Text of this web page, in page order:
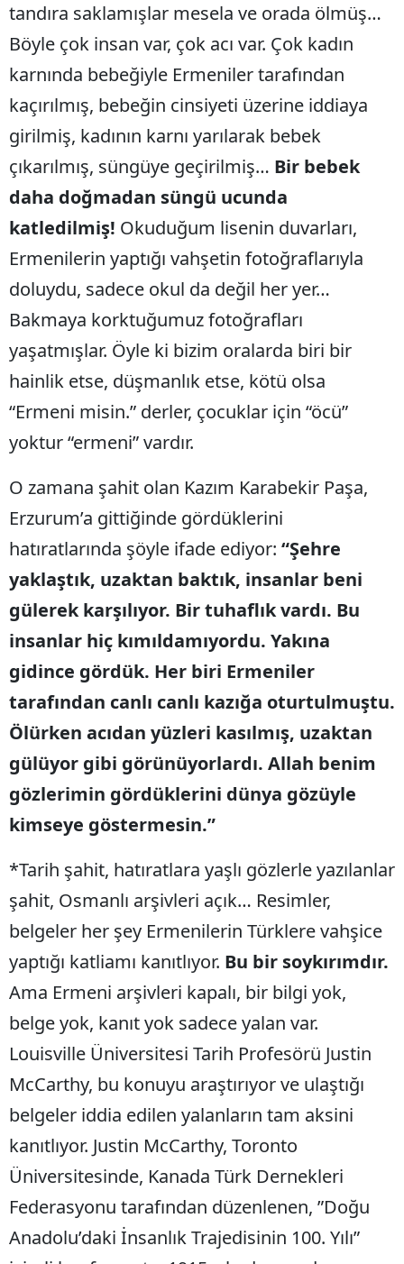
tandıra saklamışlar mesela ve orada ölmüş…
Böyle çok insan var, çok acı var. Çok kadın
karnında bebeğiyle Ermeniler tarafından
kaçırılmış, bebeğin cinsiyeti üzerine iddiaya
girilmiş, kadının karnı yarılarak bebek
çıkarılmış, süngüye geçirilmiş… Bir bebek
daha doğmadan süngü ucunda
katledilmiş! Okuduğum lisenin duvarları,
Ermenilerin yaptığı vahşetin fotoğraflarıyla
doluydu, sadece okul da değil her yer…
Bakmaya korktuğumuz fotoğrafları
yaşatmışlar. Öyle ki bizim oralarda biri bir
hainlik etse, düşmanlık etse, kötü olsa
“Ermeni misin.” derler, çocuklar için “öcü”
yoktur “ermeni” vardır.
O zamana şahit olan Kazım Karabekir Paşa,
Erzurum’a gittiğinde gördüklerini
hatıratlarında şöyle ifade ediyor: “Şehre
yaklaştık, uzaktan baktık, insanlar beni
gülerek karşılıyor. Bir tuhaflık vardı. Bu
insanlar hiç kımıldamıyordu. Yakına
gidince gördük. Her biri Ermeniler
tarafından canlı canlı kazığa oturtulmuştu.
Ölürken acıdan yüzleri kasılmış, uzaktan
gülüyor gibi görünüyorlardı. Allah benim
gözlerimin gördüklerini dünya gözüyle
kimseye göstermesin.”
*Tarih şahit, hatıratlara yaşlı gözlerle yazılanlar
şahit, Osmanlı arşivleri açık… Resimler,
belgeler her şey Ermenilerin Türklere vahşice
yaptığı katliamı kanıtlıyor. Bu bir soykırımdır.
Ama Ermeni arşivleri kapalı, bir bilgi yok,
belge yok, kanıt yok sadece yalan var.
Louisville Üniversitesi Tarih Profesörü Justin
McCarthy, bu konuyu araştırıyor ve ulaştığı
belgeler iddia edilen yalanların tam aksini
kanıtlıyor. Justin McCarthy, Toronto
Üniversitesinde, Kanada Türk Dernekleri
Federasyonu tarafından düzenlenen, ”Doğu
Anadolu’daki İnsanlık Trajedisinin 100. Yılı”